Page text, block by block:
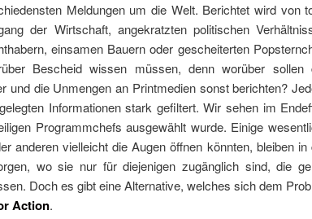
Meldungen um die Welt. Berichtet wird von
der Wirtschaft, angekratzten politischen
einsamen Bauern oder gescheiterten
Bescheid wissen müssen, denn worüber sollen
und die Unmengen an Printmedien sonst berichten?
Informationen stark gefiltert. Wir sehen im
Programmchefs ausgewählt wurde. Einige
anderen vielleicht die Augen öffnen könnten, bleiben in
wo sie nur für diejenigen zugänglich sind, die
Doch es gibt eine Alternative, welches sich dem
Action.